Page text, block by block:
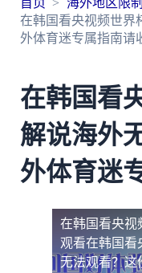
首页
海外地区限制
在韩国看央视频世界
外体育迷专属指南请
在韩国看
解说海外
外体育迷
在韩国看央视
观看在韩国看
无法观看？这